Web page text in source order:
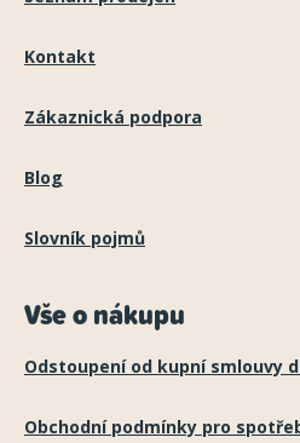
Kontakt
Zákaznická podpora
Blog
Slovník pojmů
Vše o nákupu
Odstoupení od kupní smlouvy
Obchodní podmínky pro